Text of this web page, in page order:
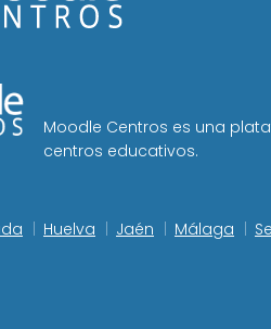
Moodle Centros es una
centros educativos.
Huelva Jaén Málaga